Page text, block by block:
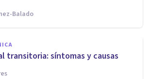
Balado
transitoria: síntomas y causas
en jóvenes: causas,
tratamiento